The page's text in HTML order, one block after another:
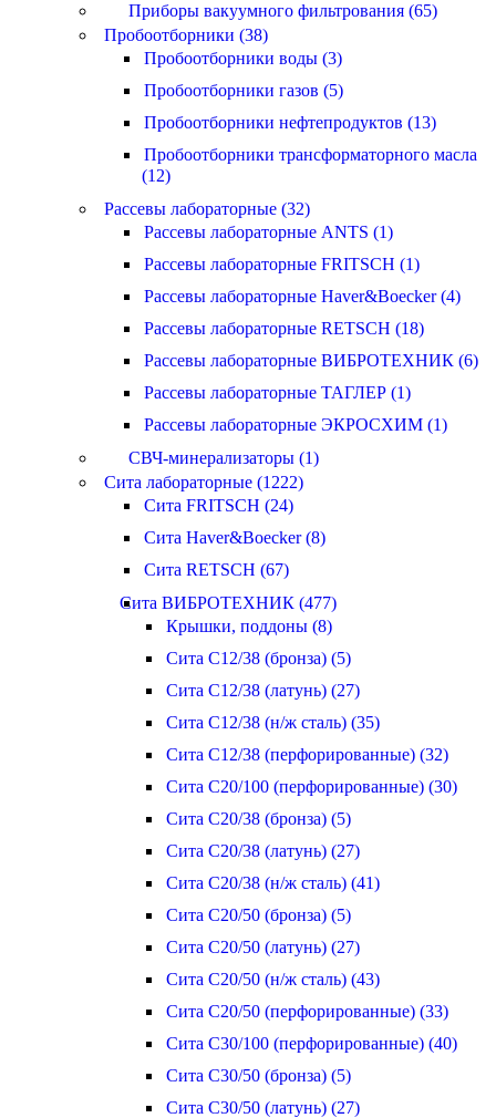
Приборы вакуумного фильтрования (65)
Пробоотборники (38)
Пробоотборники воды (3)
Пробоотборники газов (5)
Пробоотборники нефтепродуктов (13)
Пробоотборники трансформаторного масла
(12)
Рассевы лабораторные (32)
Рассевы лабораторные ANTS (1)
Рассевы лабораторные FRITSCH (1)
Рассевы лабораторные Haver&Boecker (4)
Рассевы лабораторные RETSCH (18)
Рассевы лабораторные ВИБРОТЕХНИК (6)
Рассевы лабораторные ТАГЛЕР (1)
Рассевы лабораторные ЭКРОСХИМ (1)
СВЧ-минерализаторы (1)
Сита лабораторные (1222)
Сита FRITSCH (24)
Сита Haver&Boecker (8)
Сита RETSCH (67)
Сита ВИБРОТЕХНИК (477)
Крышки, поддоны (8)
Сита С12/38 (бронза) (5)
Сита С12/38 (латунь) (27)
Сита С12/38 (н/ж сталь) (35)
Сита С12/38 (перфорированные) (32)
Сита С20/100 (перфорированные) (30)
Сита С20/38 (бронза) (5)
Сита С20/38 (латунь) (27)
Сита С20/38 (н/ж сталь) (41)
Сита С20/50 (бронза) (5)
Сита С20/50 (латунь) (27)
Сита С20/50 (н/ж сталь) (43)
Сита С20/50 (перфорированные) (33)
Сита С30/100 (перфорированные) (40)
Сита С30/50 (бронза) (5)
Сита С30/50 (латунь) (27)